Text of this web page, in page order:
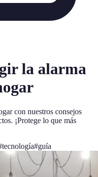
la alarma
con nuestros consejos
¡Protege lo que más
tecnología#guía